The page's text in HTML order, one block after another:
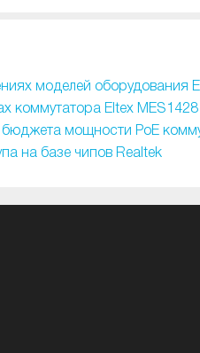
моделей оборудования
коммутатора Eltex MES1428
мощности PoE
на базе чипов Realtek